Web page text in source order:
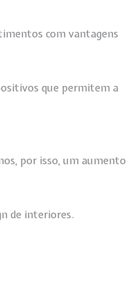
com vantagens
que permitem a
por isso, um aumento
de interiores.